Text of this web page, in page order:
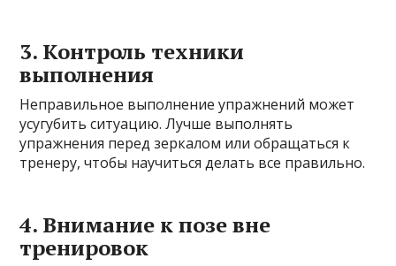
3. Контроль техники
выполнения
Неправильное выполнение упражнений может
усугубить ситуацию. Лучше выполнять
упражнения перед зеркалом или обращаться к
тренеру, чтобы научиться делать все правильно.
4. Внимание к позе вне
тренировок